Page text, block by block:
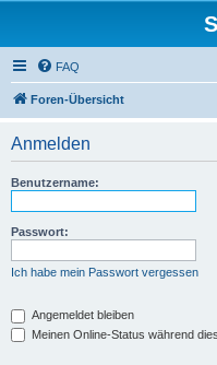
FAQ
Foren-Übersicht
Anmelden
Benutzername:
Passwort:
Ich habe mein Passwort vergessen
Angemeldet bleiben
Meinen Online-Status während